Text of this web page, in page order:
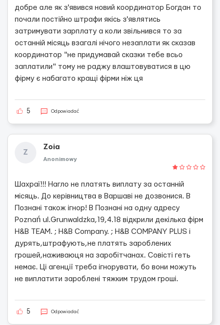
добре але як з'явився новий координатор Богдан то
почали постійно штрафи якісь з'являтись
затримувати зарплату а коли звільнився то за
останній місяць взагалі нічого незаплати як сказав
координатор "не придумавай сказки тебе всьо
заплатили" тому не раджу влаштовуватися в цю
фірму є набагато кращі фірми ніж ця
5 Odpowiadać
Z
Zoia
Anonimowy
Шахраї!!! Нагло не платять виплату за останній
місяць. До керівництва в Варшаві не дозвонися. В
Познані також ігнор! В Познані на одну адресу
Poznań ul.Grunwaldzka,19,4.18 відкрили декілька фірм
H&B TEAM. ; H&B Company. ; H&B COMPANY PLUS і
дурять,штрафують,не платять зароблених
грошей,наживаюця на заробітчанах. Совісті геть
немає. Ці агенції треба ігнорувати, бо вони можуть
не виплатити зароблені тяжким трудом гроші.
5 Odpowiadać